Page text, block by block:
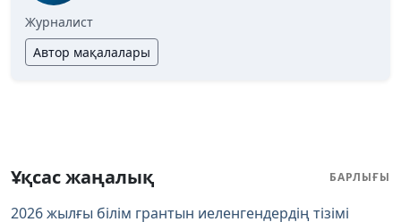
Журналист
Автор мақалалары
Ұқсас жаңалық БАРЛЫҒЫ
2026 жылғы білім грантын иеленгендердің тізімі